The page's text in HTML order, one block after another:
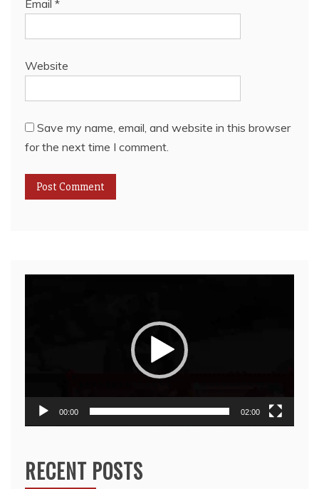
Email *
Website
Save my name, email, and website in this browser
for the next time I comment.
00:00 02:00
RECENT POSTS